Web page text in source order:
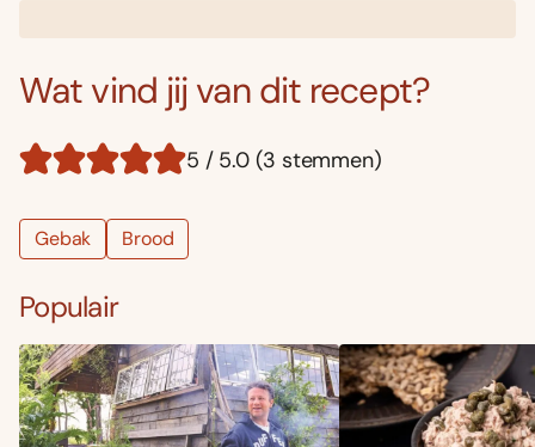
Wat vind jij van dit recept?
5 / 5.0 (3 stemmen)
Gebak Brood
Populair